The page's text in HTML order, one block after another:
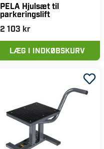
PELA Hjulsæt til
parkeringslift
2 103 kr
LÆG I INDKØBSKURV